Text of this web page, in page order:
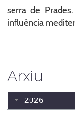
serra de
influència
Arxiu
2026